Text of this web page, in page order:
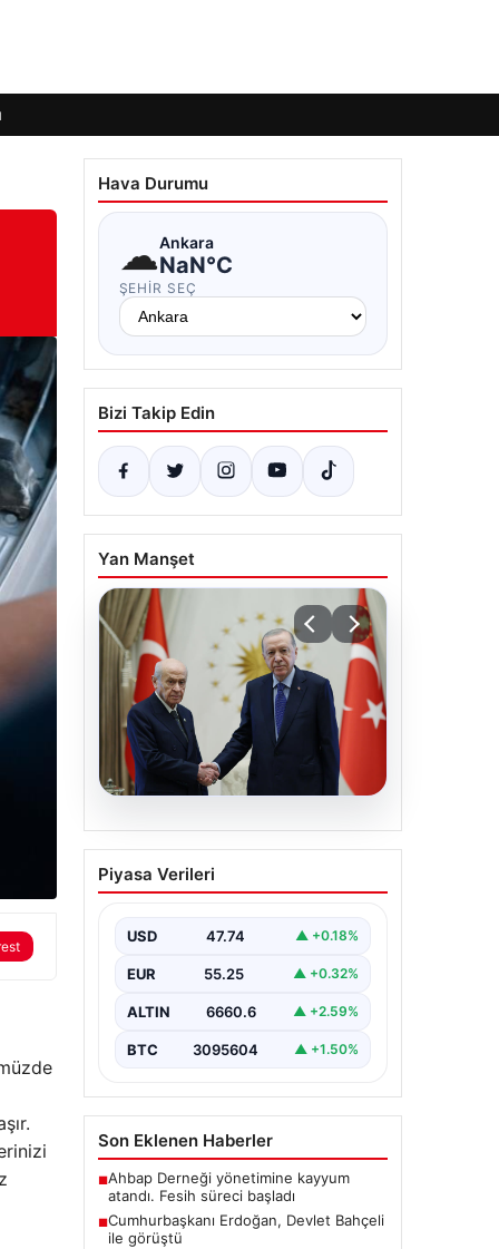
Hava Durumu
☁Ankara
NaN°C
ŞEHIR SEÇ
Bizi Takip Edin
Yan Manşet
Cumhurbaşkanı
Erdoğan, Devlet Bahçeli
Piyasa Verileri
USD 47.74 ▲ +0.18%
EUR 55.25 ▲ +0.32%
ALTIN 6660.6 ▲ +2.59%
BTC 3095604 ▲ +1.50%
Son Eklenen Haberler
■Ahbap Derneği yönetimine kayyum
atandı. Fesih süreci başladı
■Cumhurbaşkanı Erdoğan, Devlet Bahçeli
ile görüştü